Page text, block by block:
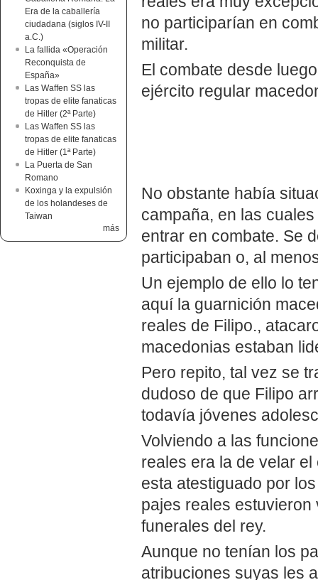
Era de la caballería
ciudadana (siglos IV-II
a.C.)
La fallida «Operación
Reconquista de
España»
Las Waffen SS las
tropas de elite fanaticas
de Hitler (2ª Parte)
Las Waffen SS las
tropas de elite fanaticas
de Hitler (1ª Parte)
La Puerta de San
Romano
Koxinga y la expulsión
de los holandeses de
Taiwan
más
no participarían en
militar.
El combate desde
ejército regular
No obstante había
campaña, en las
entrar en combate. Se
participaban o, al
Un ejemplo de ello lo
aquí la guarnición
reales de Filipo.,
macedonias estaban
Pero repito, tal vez se
dudoso de que Filipo
todavía jóvenes
Volviendo a las
reales era la de velar
esta atestiguado por
pajes reales
funerales del rey.
Aunque no tenían los
atribuciones suyas les